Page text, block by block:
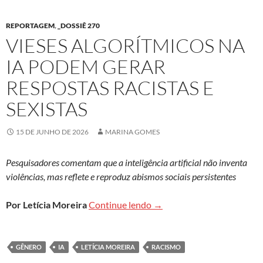
REPORTAGEM, _DOSSIÊ 270
VIESES ALGORÍTMICOS NA
IA PODEM GERAR
RESPOSTAS RACISTAS E
SEXISTAS
15 DE JUNHO DE 2026 MARINA GOMES
Pesquisadores comentam que a inteligência artificial não inventa
violências, mas reflete e reproduz abismos sociais persistentes
Por Letícia MoreiraContinue lendo Vieses algorítmicos na IA
→
GÊNERO IA LETÍCIA MOREIRA RACISMO